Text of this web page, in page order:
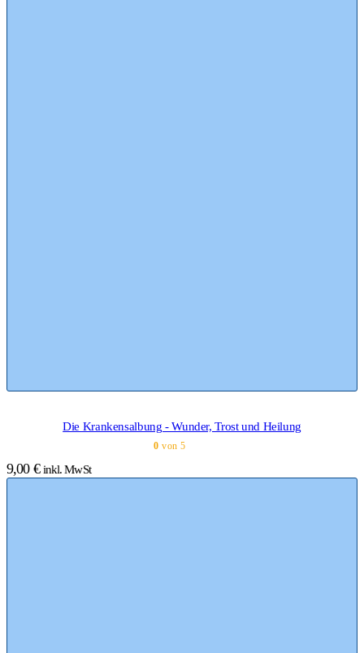
Die Krankensalbung - Wunder, Trost und Heilung
0 von 5
9,00 € inkl. MwSt